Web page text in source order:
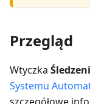
Przegląd
Wtyczka
Systemu